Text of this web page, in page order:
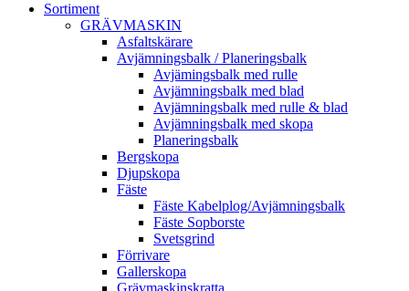
Sortiment
GRÄV­MASKIN
Asfalt­skärare
Avjämnings­balk / Planeringsbalk
Avjämingsbalk med rulle
Avjämningsbalk med blad
Avjämningsbalk med rulle & blad
Avjämningsbalk med skopa
Planerings­balk
Berg­skopa
Djup­skopa
Fäste
Fäste Kabel­­plog/­Avjämnings­­balk
Fäste Sop­borste
Svets­grind
Förrivare
Galler­skopa